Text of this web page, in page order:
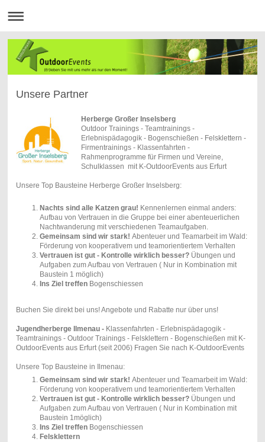
Unsere Partner
Herberge Großer Inselsberg
Outdoor Trainings - Teamtrainings -
Erlebnispädagogik - Bogenschießen - Felsklettern -
Firmentrainings - Klassenfahrten -
Rahmenprogramme für Firmen und Vereine,
Schulklassen mit K-OutdoorEvents aus Erfurt
Unsere Top Bausteine Herberge Großer Inselsberg:
Nachts sind alle Katzen grau! Kennenlernen einmal anders:
Aufbau von Vertrauen in die Gruppe bei einer abenteuerlichen
Nachtwanderung mit verschiedenen Teamaufgaben.
Gemeinsam sind wir stark! Abenteuer und Teamarbeit im Wald:
Förderung von kooperativem und teamorientiertem Verhalten
Vertrauen ist gut - Kontrolle wirklich besser?Übungen und
Aufgaben zum Aufbau von Vertrauen ( Nur in Kombination mit
Baustein 1 möglich)
Ins Ziel treffenBogenschiessen
Buchen Sie direkt bei uns! Angebote und Rabatte nur über uns!
Jugendherberge Ilmenau - Klassenfahrten - Erlebnispädagogik -
Teamtrainings - Outdoor Trainings - Felsklettern - Bogenschießen mit K-
OutdoorEvents aus Erfurt (seit 2006) Fragen Sie nach K-OutdoorEvents
Unsere Top Bausteine in Ilmenau:
Gemeinsam sind wir stark! Abenteuer und Teamarbeit im Wald:
Förderung von kooperativem und teamorientiertem Verhalten
Vertrauen ist gut - Kontrolle wirklich besser?Übungen und
Aufgaben zum Aufbau von Vertrauen ( Nur in Kombination mit
Baustein 1möglich)
Ins Ziel treffenBogenschiessen
Felsklettern